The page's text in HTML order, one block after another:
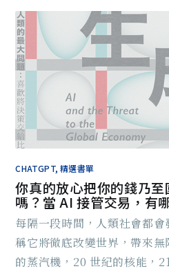
CHATGPT, 精選書單
你真的放心把你的錢乃
嗎？當 AI 接管交易，有
每隔一段時間，人類社會都
稱它將徹底改變世界，帶來
的蒸汽機，20 世紀的核能，